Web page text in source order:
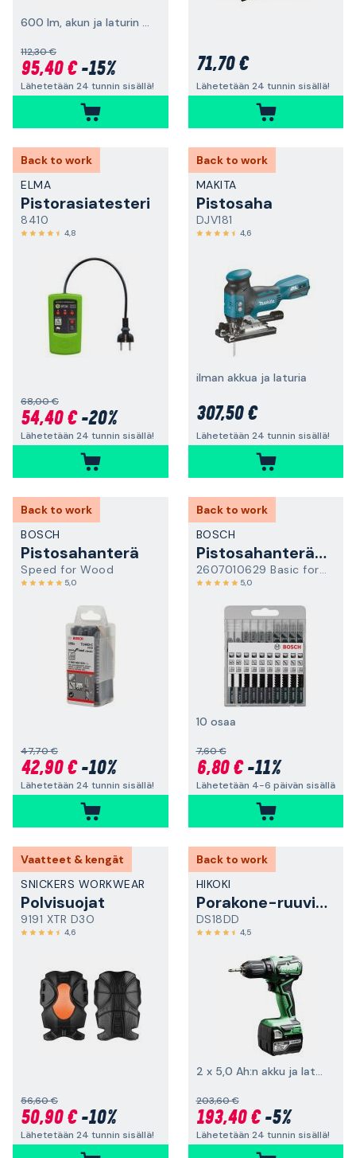
600 lm, akun ja laturin kanssa
112,30 €
95,40 €-15%
Lähetetään 24 tunnin sisällä!
71,70 €
Lähetetään 24 tunnin sisällä!
Back to work
ELMA
Pistorasiatesteri
8410
4,8
68,00 €
54,40 €-20%
Lähetetään 24 tunnin sisällä!
Back to work
MAKITA
Pistosaha
DJV181
4,6
ilman akkua ja laturia
307,50 €
Lähetetään 24 tunnin sisällä!
Back to work
BOSCH
Pistosahanterä
Speed for Wood
5,0
47,70 €
42,90 €-10%
Lähetetään 24 tunnin sisällä!
Back to work
BOSCH
Pistosahanteräsarja
2607010629 Basic for Wood
5,0
10 osaa
7,60 €
6,80 €-11%
Lähetetään 4-6 päivän sisällä
Vaatteet & kengät
SNICKERS WORKWEAR
Polvisuojat
9191 XTR D3O
4,6
56,60 €
50,90 €-10%
Lähetetään 24 tunnin sisällä!
Back to work
HIKOKI
Porakone-ruuvinväännin
DS18DD
4,5
2 x 5,0 Ah:n akku ja laturi
203,60 €
193,40 €-5%
Lähetetään 24 tunnin sisällä!